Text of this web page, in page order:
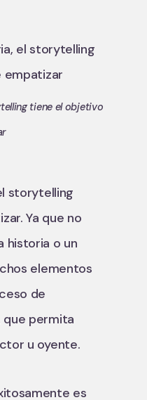
tiene el objetivo
storytelling
Ya que no
historia o un
elementos
de
que permita
u oyente.
es